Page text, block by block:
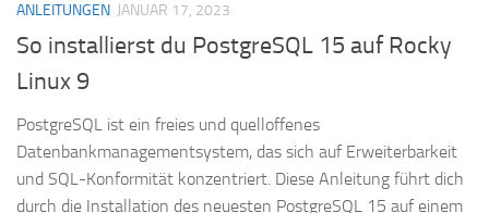
ANLEITUNGEN JANUAR 17, 2023
So installierst du PostgreSQL 15 auf Rocky
Linux 9
PostgreSQL ist ein freies und quelloffenes
Datenbankmanagementsystem, das sich auf Erweiterbarkeit
und SQL-Konformität konzentriert. Diese Anleitung führt dich
durch die Installation des neuesten PostgreSQL 15 auf einem